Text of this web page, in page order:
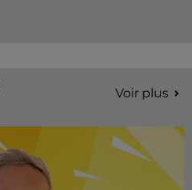
Voir plus